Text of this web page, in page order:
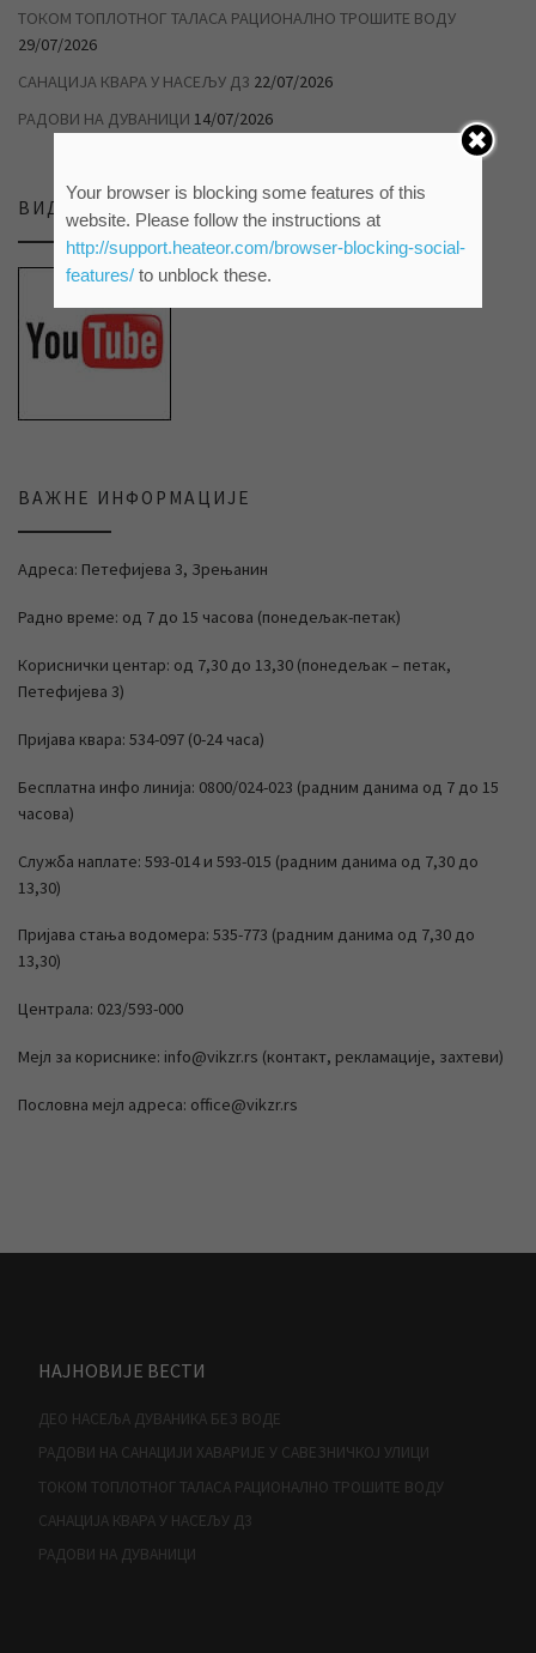
ТОКОМ ТОПЛОТНОГ ТАЛАСА РАЦИОНАЛНО ТРОШИТЕ ВОДУ
29/07/2026
САНАЦИЈА КВАРА У НАСЕЉУ Д3 22/07/2026
РАДОВИ НА ДУВАНИЦИ 14/07/2026
ВИДЕО ПРИЛОЗИ НА НАШЕМ ЈУТЈУБ КАНАЛУ
ВАЖНЕ ИНФОРМАЦИЈЕ
Адреса: Петефијева 3, Зрењанин
Радно време: од 7 до 15 часова (понедељак-петак)
Кориснички центар: од 7,30 до 13,30 (понедељак – петак,
Петефијева 3)
Пријава квара: 534-097 (0-24 часа)
Бесплатна инфо линија: 0800/024-023 (радним данима од 7 до 15
часова)
Служба наплате: 593-014 и 593-015 (радним данима од 7,30 до
13,30)
Пријава стања водомера: 535-773 (радним данима од 7,30 до
13,30)
Централа: 023/593-000
Мејл за кориснике: info@vikzr.rs (контакт, рекламације, захтеви)
Пословна мејл адреса: office@vikzr.rs
НАЈНОВИЈЕ ВЕСТИ
ДЕО НАСЕЉА ДУВАНИКА БЕЗ ВОДЕ
РАДОВИ НА САНАЦИЈИ ХАВАРИЈЕ У САВЕЗНИЧКОЈ УЛИЦИ
ТОКОМ ТОПЛОТНОГ ТАЛАСА РАЦИОНАЛНО ТРОШИТЕ ВОДУ
САНАЦИЈА КВАРА У НАСЕЉУ Д3
РАДОВИ НА ДУВАНИЦИ
Your browser is blocking some features of this
website. Please follow the instructions at
http://support.heateor.com/browser-blocking-social-
features/to unblock these.